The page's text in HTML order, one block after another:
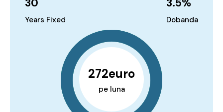
30
Years Fixed
3.5%
Dobanda
272euro
pe luna